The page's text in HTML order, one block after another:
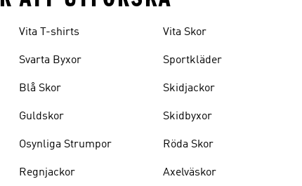
Vita T-shirts
Svarta Byxor
Blå Skor
Guldskor
Osynliga Strumpor
Regnjackor
Vita Skor
Sportkläder
Skidjackor
Skidbyxor
Röda Skor
Axelväskor